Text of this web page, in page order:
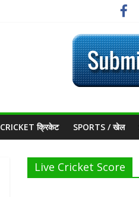
CRICKET क्रिकेट SPORTS / खेल
Live Cricket Score